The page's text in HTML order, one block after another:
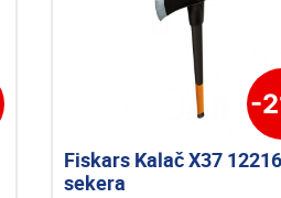
-
Fiskars Kalač X37
sekera